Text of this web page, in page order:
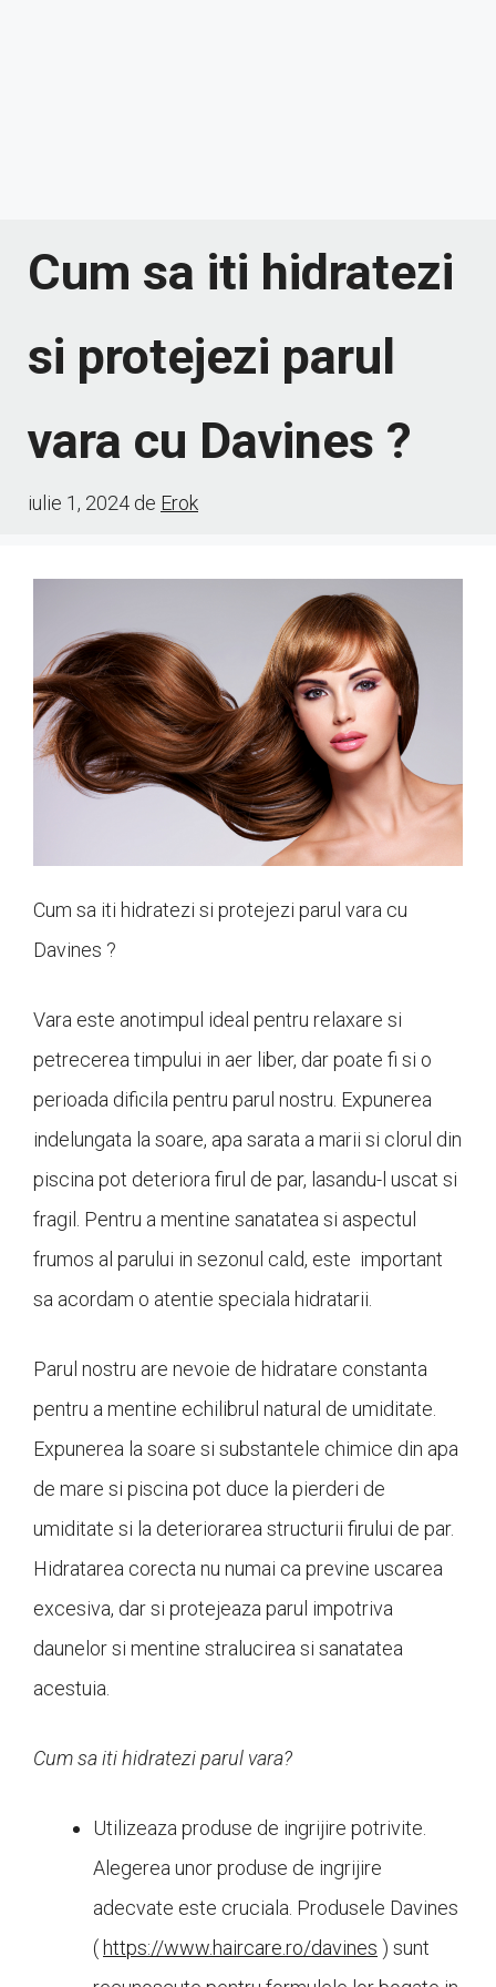
Cum sa iti hidratezi
si protejezi parul
vara cu Davines ?
iulie 1, 2024 de Erok
Cum sa iti hidratezi si protejezi parul vara cu
Davines ?
Vara este anotimpul ideal pentru relaxare si
petrecerea timpului in aer liber, dar poate fi si o
perioada dificila pentru parul nostru. Expunerea
indelungata la soare, apa sarata a marii si clorul din
piscina pot deteriora firul de par, lasandu-l uscat si
fragil. Pentru a mentine sanatatea si aspectul
frumos al parului in sezonul cald, este important
sa acordam o atentie speciala hidratarii.
Parul nostru are nevoie de hidratare constanta
pentru a mentine echilibrul natural de umiditate.
Expunerea la soare si substantele chimice din apa
de mare si piscina pot duce la pierderi de
umiditate si la deteriorarea structurii firului de par.
Hidratarea corecta nu numai ca previne uscarea
excesiva, dar si protejeaza parul impotriva
daunelor si mentine stralucirea si sanatatea
acestuia.
Cum sa iti hidratezi parul vara?
Utilizeaza produse de ingrijire potrivite.
Alegerea unor produse de ingrijire
adecvate este cruciala. Produsele Davines
(https://www.haircare.ro/davines ) sunt